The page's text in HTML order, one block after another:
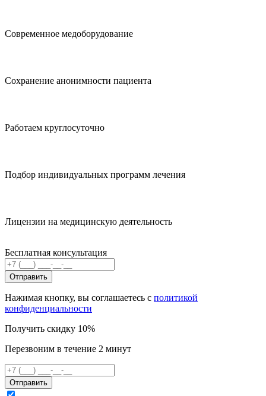
Современное медоборудование
Сохранение анонимности пациента
Работаем круглосуточно
Подбор индивидуальных программ лечения
Лицензии на медицинскую деятельность
Бесплатная консультация
Отправить
Нажимая кнопку, вы соглашаетесь с политикой
конфиденциальности
Получить скидку 10%
Перезвоним в течение 2 минут
Отправить